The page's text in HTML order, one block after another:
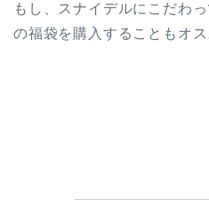
もし、スナイデルにこだわ
の福袋を購入することもオス